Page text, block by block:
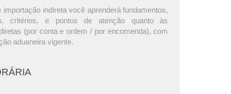
importação indireta você aprenderá fundamentos,
critérios, e pontos de atenção quanto às
(por conta e ordem / por encomenda), com
aduaneira vigente.